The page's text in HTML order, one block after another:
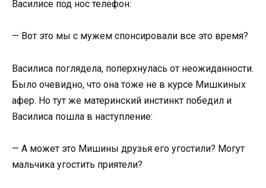
Василисе под нос телефон:
— Вот это мы с мужем спонсировали все это время?
Василиса поглядела, поперхнулась от неожиданности.
Было очевидно, что она тоже не в курсе Мишкиных
афер. Но тут же материнский инстинкт победил и
Василиса пошла в наступление:
— А может это Мишины друзья его угостили? Могут
мальчика угостить приятели?